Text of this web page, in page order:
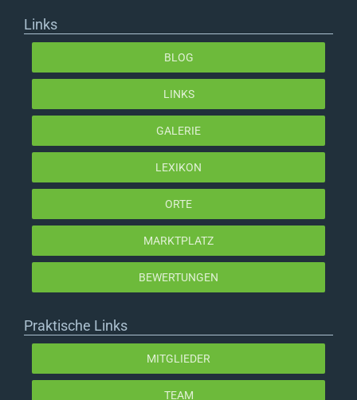
Links
BLOG
LINKS
GALERIE
LEXIKON
ORTE
MARKTPLATZ
BEWERTUNGEN
Praktische Links
MITGLIEDER
TEAM